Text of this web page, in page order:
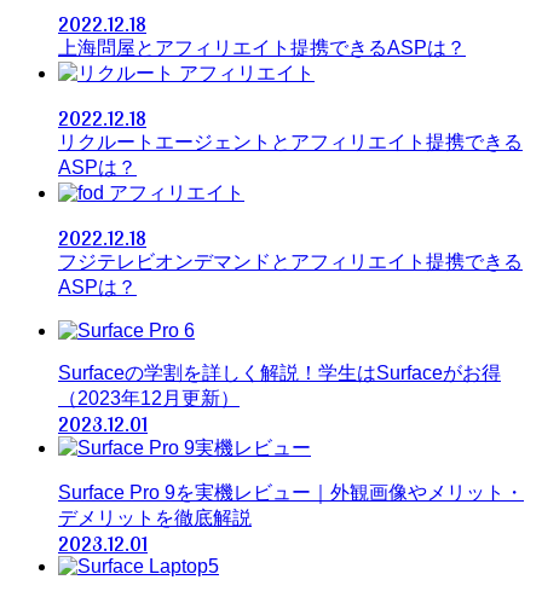
2022.12.18
上海問屋とアフィリエイト提携できるASPは？
アフィリエイト
2022.12.18
リクルートエージェントとアフィリエイト提携できる
ASPは？
アフィリエイト
2022.12.18
フジテレビオンデマンドとアフィリエイト提携できる
ASPは？
Surfaceの学割を詳しく解説！学生はSurfaceがお得
（2023年12月更新）
2023.12.01
Surface Pro 9を実機レビュー｜外観画像やメリット・
デメリットを徹底解説
2023.12.01